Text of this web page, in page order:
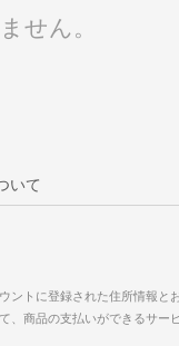
せん。
いて
ントに登録された住所情報と
、商品の支払いができるサー